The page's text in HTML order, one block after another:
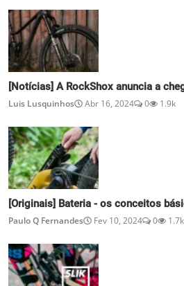
[Notícias] A RockShox anuncia a
Luis Lusquinhos Abr 16, 2024 0 1.9k
[Originais] Bateria - os conceitos
Paulo Q Fernandes Fev 10, 2024 0 1.7k